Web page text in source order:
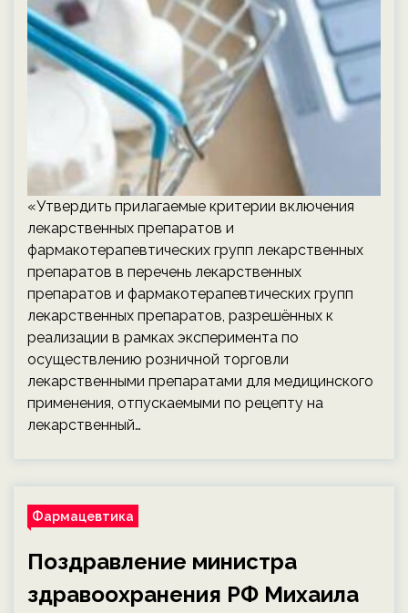
«Утвердить прилагаемые критерии включения
лекарственных препаратов и
фармакотерапевтических групп лекарственных
препаратов в перечень лекарственных
препаратов и фармакотерапевтических групп
лекарственных препаратов, разрешённых к
реализации в рамках эксперимента по
осуществлению розничной торговли
лекарственными препаратами для медицинского
применения, отпускаемыми по рецепту на
лекарственный…
Фармацевтика
Поздравление министра
здравоохранения РФ Михаила